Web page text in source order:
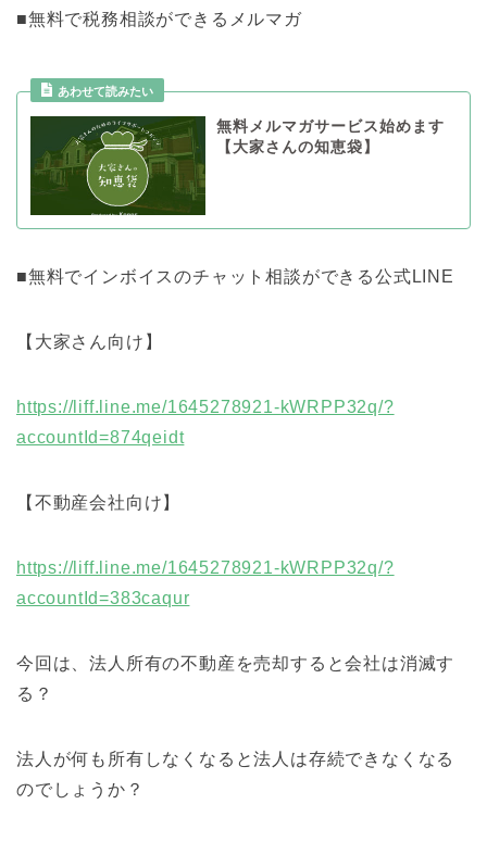
■無料で税務相談ができるメルマガ
あわせて読みたい
無料メルマガサービス始めます
【大家さんの知恵袋】
■無料でインボイスのチャット相談ができる公式LINE
【大家さん向け】
https://liff.line.me/1645278921-kWRPP32q/?
accountId=874qeidt
【不動産会社向け】
https://liff.line.me/1645278921-kWRPP32q/?
accountId=383caqur
今回は、法人所有の不動産を売却すると会社は消滅す
る？
法人が何も所有しなくなると法人は存続できなくなる
のでしょうか？